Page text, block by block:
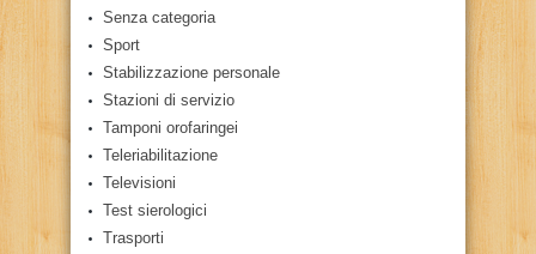
Senza categoria
Sport
Stabilizzazione personale
Stazioni di servizio
Tamponi orofaringei
Teleriabilitazione
Televisioni
Test sierologici
Trasporti